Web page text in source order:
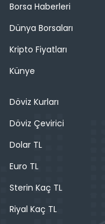
Borsa Haberleri
Dünya Borsaları
Kripto Fiyatları
Künye
Döviz Kurları
Döviz Çevirici
Dolar TL
Euro TL
Sterin Kaç TL
Riyal Kaç TL